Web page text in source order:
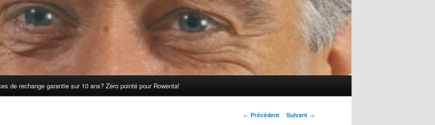
de rechange garantie sur 10 ans? Zéro pointé pour Rowenta!
Navigation
← Précédent Suivant →